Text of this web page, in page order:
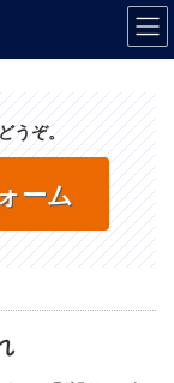
うぞ。
ーム